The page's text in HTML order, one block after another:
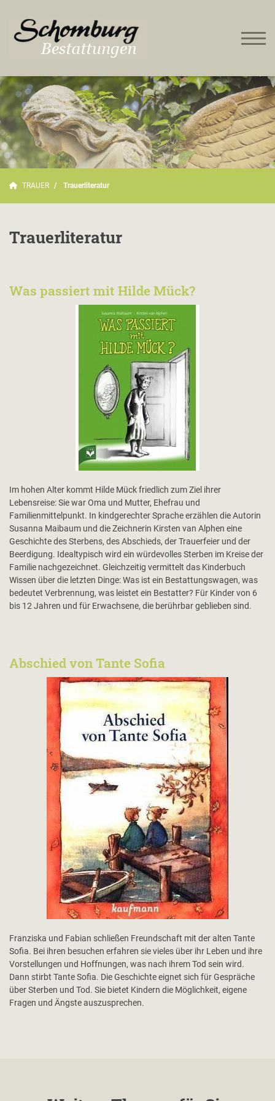
TRAUER Trauerliteratur
Trauerliteratur
Was passiert mit Hilde Mück?
Im hohen Alter kommt Hilde Mück friedlich zum Ziel ihrer
Lebensreise: Sie war Oma und Mutter, Ehefrau und
Familienmittelpunkt. In kindgerechter Sprache erzählen die Autorin
Susanna Maibaum und die Zeichnerin Kirsten van Alphen eine
Geschichte des Sterbens, des Abschieds, der Trauerfeier und der
Beerdigung. Idealtypisch wird ein würdevolles Sterben im Kreise der
Familie nachgezeichnet. Gleichzeitig vermittelt das Kinderbuch
Wissen über die letzten Dinge: Was ist ein Bestattungswagen, was
bedeutet Verbrennung, was leistet ein Bestatter? Für Kinder von 6
bis 12 Jahren und für Erwachsene, die berührbar geblieben sind.
Abschied von Tante Sofia
Franziska und Fabian schließen Freundschaft mit der alten Tante
Sofia. Bei ihren besuchen erfahren sie vieles über ihr Leben und ihre
Vorstellungen und Hoffnungen, was nach ihrem Tod sein wird.
Dann stirbt Tante Sofia. Die Geschichte eignet sich für Gespräche
über Sterben und Tod. Sie bietet Kindern die Möglichkeit, eigene
Fragen und Ängste auszusprechen.